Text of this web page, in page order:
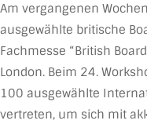
Am vergangenen
ausgewählte britische
Fachmesse “British
London. Beim 24.
100 ausgewählte
vertreten, um sich mit